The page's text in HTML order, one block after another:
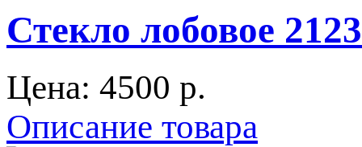
Стекло лобовое
Цена: 4500 p.
Описание товара